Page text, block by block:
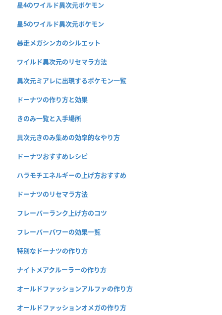
星4のワイルド異次元ポケモン
星5のワイルド異次元ポケモン
暴走メガシンカのシルエット
ワイルド異次元のリセマラ方法
異次元ミアレに出現するポケモン一覧
ドーナツの作り方と効果
きのみ一覧と入手場所
異次元きのみ集めの効率的なやり方
ドーナツおすすめレシピ
ハラモチエネルギーの上げ方おすすめ
ドーナツのリセマラ方法
フレーバーランク上げ方のコツ
フレーバーパワーの効果一覧
特別なドーナツの作り方
ナイトメアクルーラーの作り方
オールドファッションアルファの作り方
オールドファッションオメガの作り方